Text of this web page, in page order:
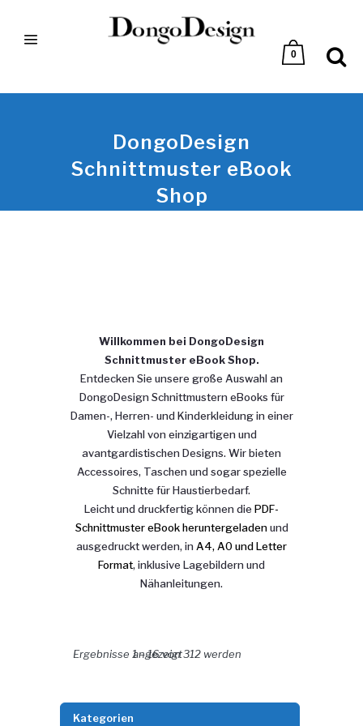
0
DongoDesign
Schnittmuster eBook
Shop
Willkommen bei DongoDesign
Schnittmuster eBook Shop.
Entdecken Sie unsere große Auswahl an
DongoDesign Schnittmustern eBooks für
Damen-, Herren- und Kinderkleidung in einer
Vielzahl von einzigartigen und
avantgardistischen Designs. Wir bieten
Accessoires, Taschen und sogar spezielle
Schnitte für Haustierbedarf.
Leicht und druckfertig können die PDF-
Schnittmuster eBook heruntergeladenund
ausgedruckt werden, in A4, A0 und Letter
Format, inklusive Lagebildern und
Nähanleitungen.
Ergebnisse 1 – 16 von 312 werden angezeigtNach Aktualität sortiert
Kategorien